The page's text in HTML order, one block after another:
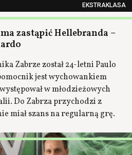
EKSTRAKLASA
zastąpić Hellebranda –
Zabrze został 24-letni Paulo
jest wychowankiem
w młodzieżowych
Do Zabrza przychodzi z
miał szans na regularną grę.